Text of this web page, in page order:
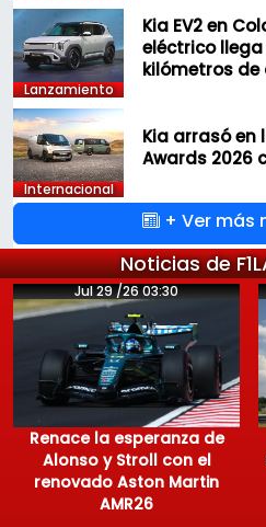
Lanzamiento
Kia EV2 en
eléctrico
kilómetros
Internacional
Kia arrasó en
Awards 2026
+ Ver más
Noticias de
Jul 29 /26 03:30
Renace la esperanza de
Alonso y Stroll con el
renovado Aston Martin
AMR26